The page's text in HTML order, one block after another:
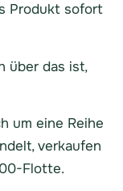
Produkt sofort
über das ist,
um eine Reihe
verkaufen
Flotte.